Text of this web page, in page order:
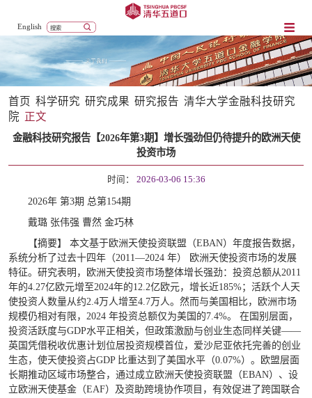
English
首页 科学研究 研究成果 研究报告 清华大学金融科技研究
院 正文
金融科技研究报告【2026年第3期】增长强劲但仍待提升的欧洲天使
投资市场
时间： 2026-03-06 15:36
2026年 第3期 总第154期
戴璐 张伟强 曹然 金巧林
【摘要】 本文基于欧洲天使投资联盟（EBAN）年度报告数据，
系统分析了过去十四年（2011—2024 年） 欧洲天使投资市场的发展
特征。研究表明，欧洲天使投资市场整体增长强劲：投资总额从2011
年的4.27亿欧元增至2024年的12.2亿欧元，增长近185%；活跃个人天
使投资人数量从约2.4万人增至4.7万人。然而与美国相比，欧洲市场
规模仍相对有限，2024 年投资总额仅为美国的7.4%。 在国别层面，
投资活跃度与GDP水平正相关，但政策激励与创业生态同样关键——
英国凭借税收优惠计划位居投资规模首位，爱沙尼亚依托完善的创业
生态，使天使投资占GDP 比重达到了美国水平（0.07%）。欧盟层面
长期推动区域市场整合，通过成立欧洲天使投资联盟（EBAN）、设
立欧洲天使基金（EAF）及资助跨境协作项目，有效促进了跨国联合